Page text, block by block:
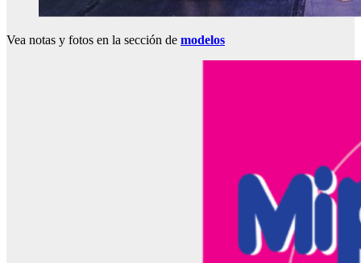
Vea notas y fotos en la sección de modelos